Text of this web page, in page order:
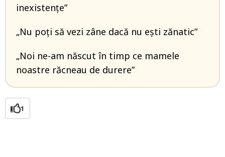
inexistenţe”
„Nu poţi să vezi zâne dacă nu eşti zănatic”
„Noi ne-am născut în timp ce mamele
noastre răcneau de durere”
1